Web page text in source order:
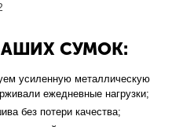
СУМОК:
усиленную металлическую
ежедневные нагрузки;
без потери качества;